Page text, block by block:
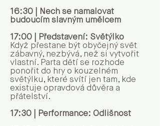
16:30 | Nech se namalovat
budoucím slavným umělcem
17:00 | Představení: Světýlko
Když přestane být obyčejný svět
zábavný, nezbývá, než si vytvořit
vlastní. Parta dětí se rozhode
ponořit do hry o kouzelném
světýlku, které svítí jen tam, kde
existuje opravdová důvěra a
přátelství.
17:30 | Performance: Odlišnost